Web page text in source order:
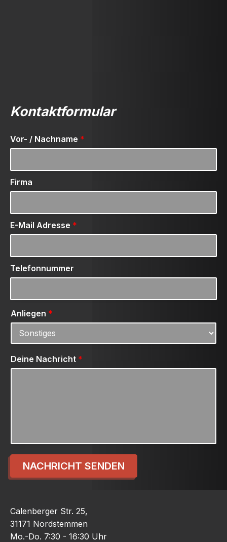
Kontaktformular
Vor- / Nachname *
Firma
E-Mail Adresse *
Telefonnummer
Anliegen *
Deine Nachricht *
NACHRICHT SENDEN
Calenberger Str. 25,
31171 Nordstemmen
Mo.-Do. 7:30 - 16:30 Uhr